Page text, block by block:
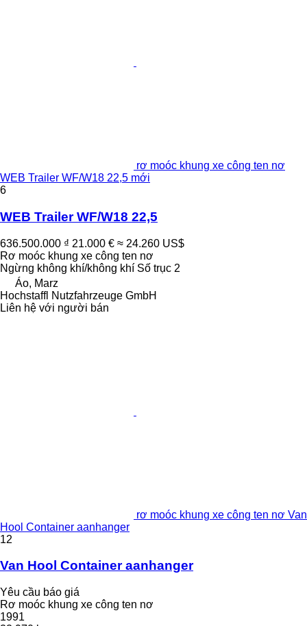
rơ moóc khung xe công ten nơ
WEB Trailer WF/W18 22,5 mới
6
WEB Trailer WF/W18 22,5
636.500.000 ₫ 21.000 € ≈ 24.260 US$
Rơ moóc khung xe công ten nơ
Ngừng không khí/không khí Số trục 2
Áo, Marz
Hochstaffl Nutzfahrzeuge GmbH
Liên hệ với người bán
rơ moóc khung xe công ten nơ Van
Hool Container aanhanger
12
Van Hool Container aanhanger
Yêu cầu báo giá
Rơ moóc khung xe công ten nơ
1991